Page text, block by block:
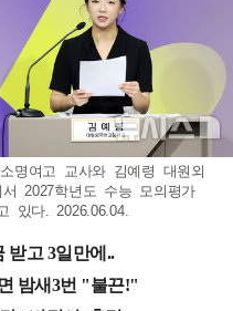
명여고 교사와 김예령 대원외
2027학년도 수능 모의평가
있다. 2026.06.04.